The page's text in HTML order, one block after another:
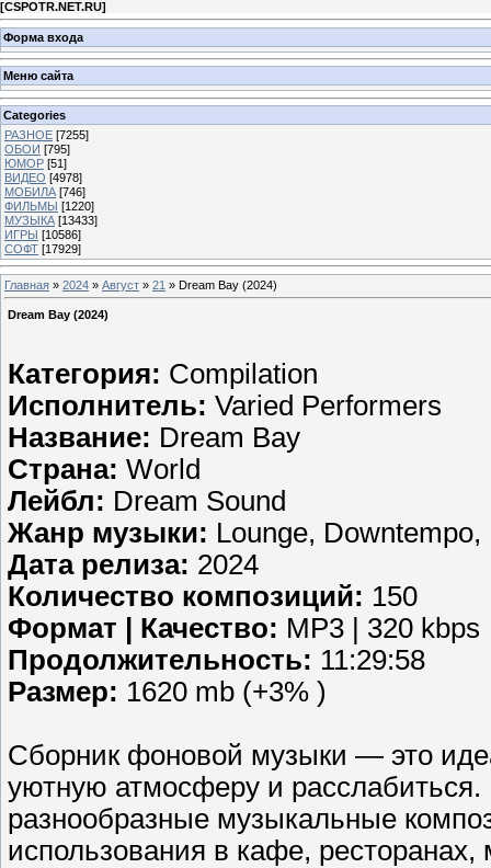
[CSPOTR.NET.RU]
Форма входа
Меню сайта
Categories
РАЗНОЕ [7255]
ОБОИ [795]
ЮМОР [51]
ВИДЕО [4978]
МОБИЛА [746]
ФИЛЬМЫ [1220]
МУЗЫКА [13433]
ИГРЫ [10586]
СОФТ [17929]
Главная » 2024 » Август » 21 » Dream Bay (2024)
Dream Bay (2024)
Категория: Compilation
Исполнитель: Varied Performers
Название: Dream Bay
Страна: World
Лейбл: Dream Sound
Жанр музыки: Lounge, Downtempo,
Дата релиза: 2024
Количество композиций: 150
Формат | Качество: MP3 | 320 kbps
Продолжительность: 11:29:58
Размер: 1620 mb (+3% )
Сборник фоновой музыки — это
уютную атмосферу и
разнообразные музыкальные
использования в кафе,